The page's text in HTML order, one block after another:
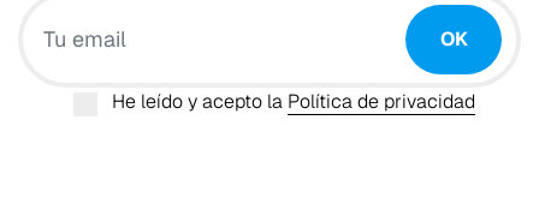
OK
He leído y acepto la Política de privacidad